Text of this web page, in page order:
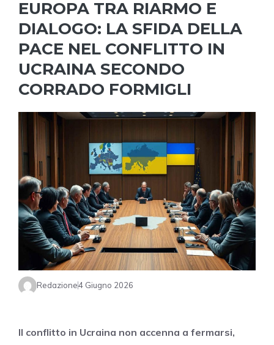
EUROPA TRA RIARMO E
DIALOGO: LA SFIDA DELLA
PACE NEL CONFLITTO IN
UCRAINA SECONDO
CORRADO FORMIGLI
Redazione4 Giugno 2026
Il conflitto in Ucraina non accenna a fermarsi,